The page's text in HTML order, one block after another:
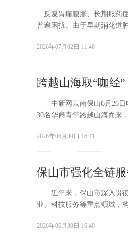
反复胃痛腹胀、长期服药
普遍困扰。由于早期消化道
2026年07月02日 11:48
跨越山海取“咖经
中新网云南保山6月26日
30名华裔青年跨越山海而来
2026年06月30日 16:41
保山市强化全链
近年来，保山市深入贯彻
业、科技服务等重点领域，
2026年06月30日 16:40